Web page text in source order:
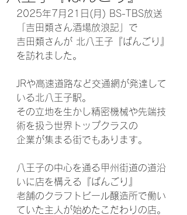
2025年7月21日(月) BS-TBS放送
「吉田類さん酒場放浪記」で
吉田類さんが 北八王子『ぱんごり』
を訪れました。
JRや高速道路など交通網が発達して
いる北八王子駅。
その立地を生かし精密機械や先端技
術を扱う世界トップクラスの
企業が集まる街でもあります。
八王子の中心を通る甲州街道の道沿
いに店を構える『ぱんごり』
老舗のクラフトビール醸造所で働い
ていた主人が始めたこだわりの店。